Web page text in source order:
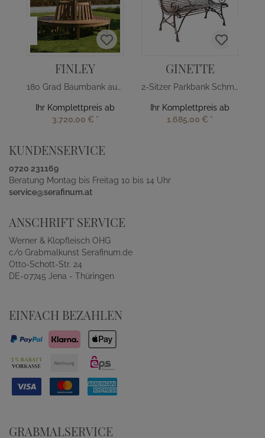
FINLEY
180 Grad Baumbank aus Teakholz
Ihr Komplettpreis ab
3.720,00 € *
GINETTE
2-Sitzer Parkbank Schmiedeeisen
Ihr Komplettpreis ab
1.685,00 € *
KUNDENSERVICE
0720 231169
Beratung Montag bis Freitag 10 bis 14 Uhr
service@serafinum.at
ANSCHRIFT SERVICE
Werner & Klopfleisch OHG
c/o Grabmalkunst Serafinum.de
Otto-Schott-Str. 24
DE-07745 Jena - Thüringen
EINFACH BEZAHLEN
GRABMALSERVICE